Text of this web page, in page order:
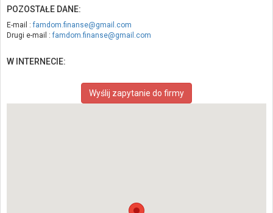
POZOSTAŁE DANE:
E-mail :famdom.finanse@gmail.com
Drugi e-mail :famdom.finanse@gmail.com
W INTERNECIE:
Wyślij zapytanie do firmy